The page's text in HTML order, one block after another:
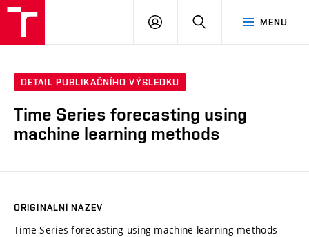
MENU
PŘIHLÁSIT
DETAIL PUBLIKAČNÍHO VÝSLEDKU
Time Series forecasting using
machine learning methods
ORIGINÁLNÍ NÁZEV
Time Series forecasting using machine learning methods